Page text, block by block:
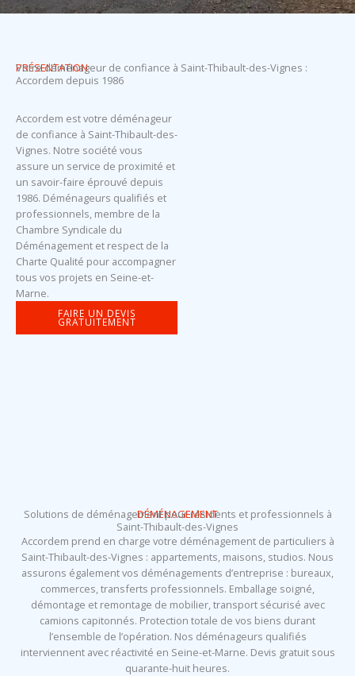
PRÉSENTATION
Votre déménageur de confiance à Saint-Thibault-des-Vignes :
Accordem depuis 1986
Accordem est votre déménageur
de confiance à Saint-Thibault-des-
Vignes. Notre société vous
assure un service de proximité et
un savoir-faire éprouvé depuis
1986. Déménageurs qualifiés et
professionnels, membre de la
Chambre Syndicale du
Déménagement et respect de la
Charte Qualité pour accompagner
tous vos projets en Seine-et-
Marne.
FAIRE UN DEVIS
GRATUITEMENT
DÉMÉNAGEMENT
Solutions de déménagement pour résidents et professionnels à
Saint-Thibault-des-Vignes
Accordem prend en charge votre déménagement de particuliers à
Saint-Thibault-des-Vignes : appartements, maisons, studios. Nous
assurons également vos déménagements d’entreprise : bureaux,
commerces, transferts professionnels. Emballage soigné,
démontage et remontage de mobilier, transport sécurisé avec
camions capitonnés. Protection totale de vos biens durant
l’ensemble de l’opération. Nos déménageurs qualifiés
interviennent avec réactivité en Seine-et-Marne. Devis gratuit sous
quarante-huit heures.